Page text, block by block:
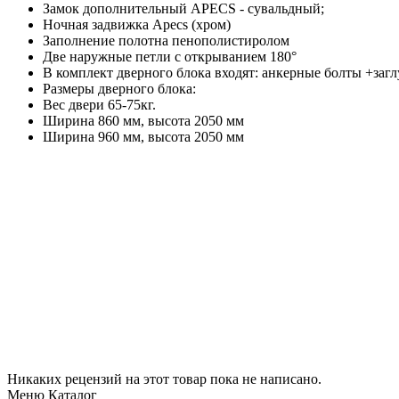
Замок дополнительный APECS - сувальдный;
Ночная задвижка Apecs (хром)
Заполнение полотна пенополистиролом
Две наружные петли с открыванием 180°
В комплект дверного блока входят: анкерные болты
Размеры дверного блока:
Вес двери 65-75кг.
Ширина 860 мм, высота 2050 мм
Ширина 960 мм, высота 2050 мм
Никаких рецензий на этот товар пока не написано.
Меню Каталог